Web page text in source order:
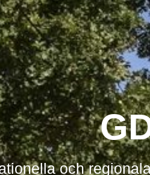
och